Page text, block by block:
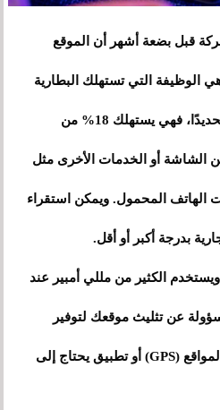
قبل بضعة أشهر أن الموقع
الوظيفة التي تستهلك البطارية
أكثر على هواتف شياومي . وتحديدًا، فهي يستهلك 18% من
من الشاشة أو الخدمات الأخرى مثل
الهاتف المحمول. ويمكن استقراء
بدرجة أكبر أو أقل.
ويستخدم الكثير من مللي أمبير عند
عن تثليث موقعك لتوفير
الانتظار عند فتح نظام تحديد المواقع (GPS) أو تطبيق يحتاج إلى